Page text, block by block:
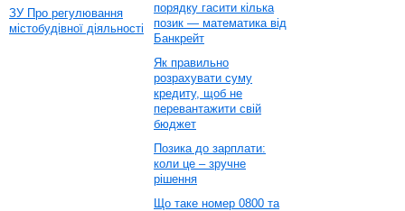
ЗУ Про регулювання
містобудівної діяльності
порядку гасити кілька
позик — математика від
Банкрейт
Як правильно
розрахувати суму
кредиту, щоб не
перевантажити свій
бюджет
Позика до зарплати:
коли це – зручне
рішення
Що таке номер 0800 та